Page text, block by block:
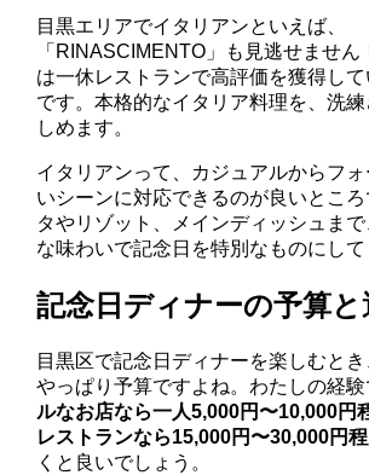
目黒エリアでイタリアンといえば、
「RINASCIMENTO」も見逃せませ
は一休レストランで高評価を獲得し
です。本格的なイタリア料理を、洗
しめます。
イタリアンって、カジュアルからフ
いシーンに対応できるのが良いとこ
タやリゾット、メインディッシュま
な味わいで記念日を特別なものにして
記念日ディナーの予算
目黒区で記念日ディナーを楽しむと
やっぱり予算ですよね。わたしの経験
ルなお店なら一人5,000円〜10,000円
レストランなら15,000円〜30,000円
くと良いでしょう。